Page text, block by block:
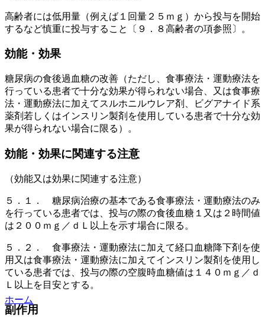
高齢者には低用量（例えば１回量２５ｍｇ）から投与を開始
するなど慎重に投与すること〔９．８高齢者の項参照〕。
効能・効果
糖尿病の食後過血糖の改善（ただし、食事療法・運動療法を
行っている患者で十分な効果が得られない場合、又は食事療
法・運動療法に加えてスルホニルウレア剤、ビグアナイド系
薬剤若しくはインスリン製剤を使用している患者で十分な効
果が得られない場合に限る）。
効能・効果に関連する注意
（効能又は効果に関連する注意）
５．１． 糖尿病治療の基本である食事療法・運動療法のみ
を行っている患者では、投与の際の食後血糖１又は２時間値
は２００ｍｇ／ｄＬ以上を示す場合に限る。
５．２． 食事療法・運動療法に加えて経口血糖降下剤を使
用又は食事療法・運動療法に加えてインスリン製剤を使用し
ている患者では、投与の際の空腹時血糖値は１４０ｍｇ／ｄ
Ｌ以上を目安とする。
副作用
ホーム